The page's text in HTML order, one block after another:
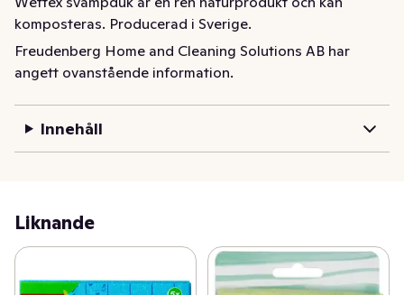
komposteras. Producerad i Sverige.
Wettex Classic är den klassiska svensktillverkade
svampduken. Absorberar upp till 15 gånger sin egna
Freudenberg Home and Cleaning Solutions AB har
angett ovanstående information.
Innehåll
Liknande